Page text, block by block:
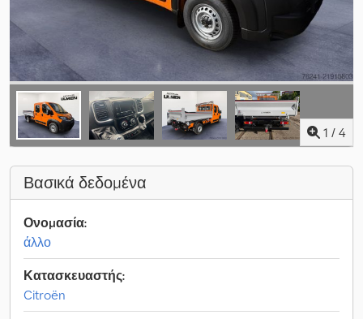
1 / 4
Βασικά δεδομένα
Ονομασία:
άλλο
Κατασκευαστής:
Citroën